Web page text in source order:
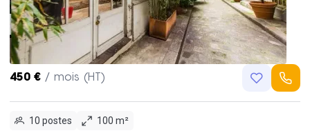
450 € / mois (HT)
10 postes
100 m²